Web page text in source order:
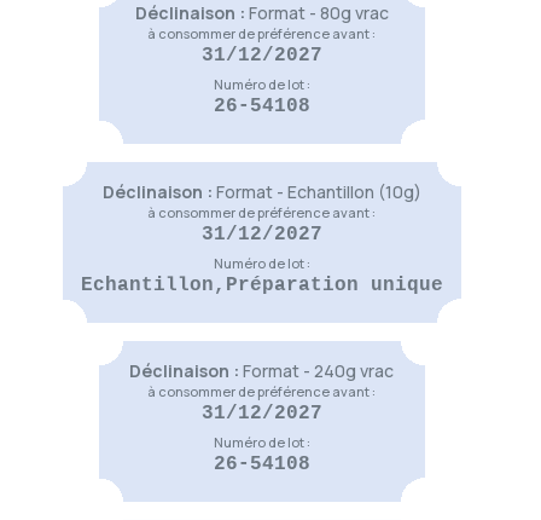
Pinpin des Bois
Voir le produit
Fontaine de Jouvence
Voir le produit
Dame Nature
9,50 €
)
Voir le produit
Déclinaison : Format - 80g vrac
à consommer de préférence avant :
31/12/2027
Numéro de lot :
26-54108
Déclinaison : Format - Echantillon (10g)
à consommer de préférence avant :
31/12/2027
Numéro de lot :
Echantillon,Préparation unique
Déclinaison : Format - 240g vrac
à consommer de préférence avant :
31/12/2027
Numéro de lot :
26-54108